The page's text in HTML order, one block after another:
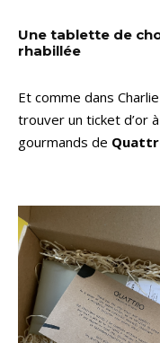
Une tablette de
rhabillée
Et comme dans
trouver un ticket d’or
gourmands de